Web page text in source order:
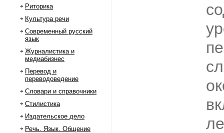
Риторика
Культура речи
Современный русский
язык
Журналистика и
медиабизнес
Перевод и
переводоведение
Словари и справочники
Стилистика
Издательское дело
Речь. Язык. Общение